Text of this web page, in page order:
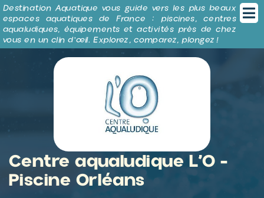
Destination Aquatique vous guide vers les plus beaux
espaces aquatiques de France : piscines, centres
aqualudiques, équipements et activités près de chez
vous en un clin d’œil. Explorez, comparez, plongez !
Centre aqualudique L’O -
Piscine Orléans
Panneau de gestion des cookies